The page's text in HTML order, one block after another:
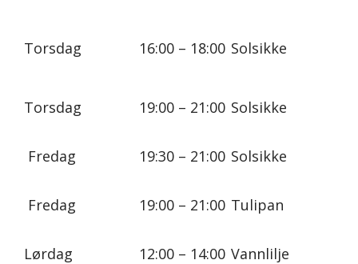
Torsdag 16:00 – 18:00 Solsikke
Torsdag 19:00 – 21:00 Solsikke
Fredag 19:30 – 21:00 Solsikke
Fredag 19:00 – 21:00 Tulipan
Lørdag 12:00 – 14:00 Vannlilje